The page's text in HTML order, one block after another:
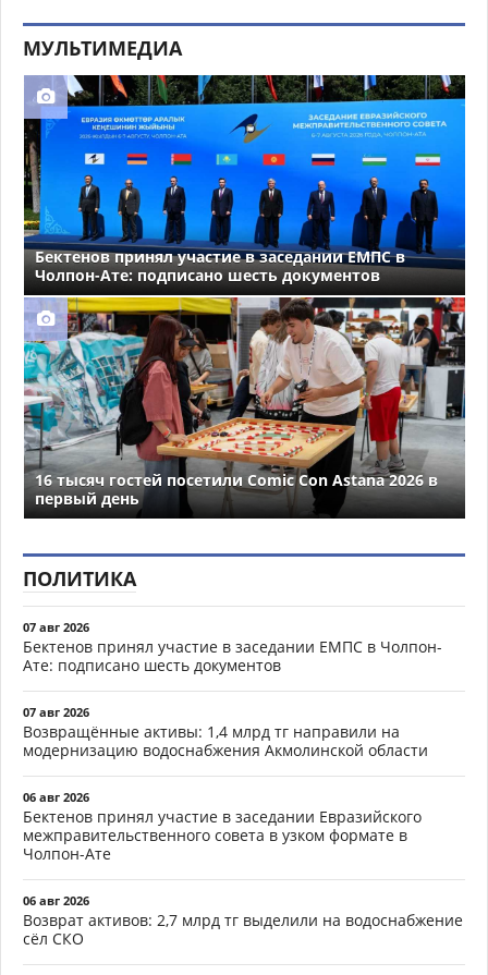
МУЛЬТИМЕДИА
Бектенов принял участие в заседании ЕМПС в
Чолпон-Ате: подписано шесть документов
16 тысяч гостей посетили Comic Con Astana 2026 в
первый день
ПОЛИТИКА
07 авг 2026
Бектенов принял участие в заседании ЕМПС в Чолпон-
Ате: подписано шесть документов
07 авг 2026
Возвращённые активы: 1,4 млрд тг направили на
модернизацию водоснабжения Акмолинской области
06 авг 2026
Бектенов принял участие в заседании Евразийского
межправительственного совета в узком формате в
Чолпон-Ате
06 авг 2026
Возврат активов: 2,7 млрд тг выделили на водоснабжение
сёл СКО